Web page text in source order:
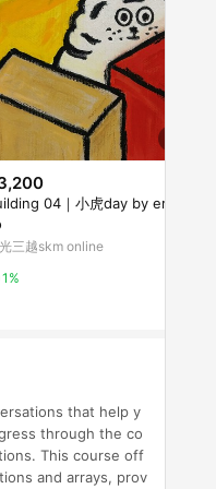
04｜小虎day by erico
三越skm online
1%
that help y
through the co
This course off
and arrays, prov